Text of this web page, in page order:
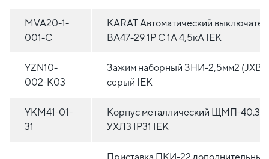
MVA20-1-
001-C
KARAT Автоматический
ВА47-29 1P C 1А 4,5кА IEK
YZN10-
002-K03
Зажим наборный ЗНИ-2,5мм2
серый IEK
YKM41-01-
31
Корпус металлический ЩМП-
УХЛ3 IP31 IEK